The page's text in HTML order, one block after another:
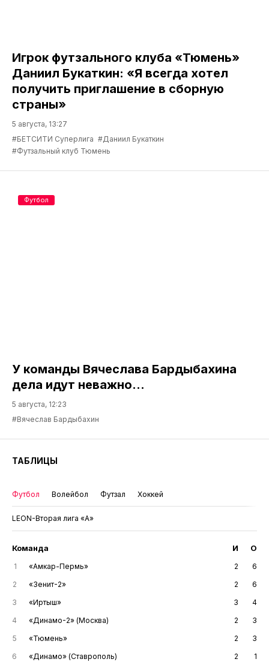
Игрок футзального клуба «Тюмень»
Даниил Букаткин: «Я всегда хотел
получить приглашение в сборную
страны»
5 августа, 13:27
#БЕТСИТИ Суперлига #Даниил Букаткин
#Футзальный клуб Тюмень
У команды Вячеслава Бардыбахина
дела идут неважно…
5 августа, 12:23
#Вячеслав Бардыбахин
Футбол
ТАБЛИЦЫ
Футбол Волейбол Футзал Хоккей
LEON-Вторая лига «А»
Команда И О
1 «Амкар-Пермь» 2
6
2
«Зенит-2» 2
6
3
«Иртыш» 3
4
4
«Динамо-2» (Москва) 2
3
5
«Тюмень» 2
3
6
«Динамо» (Ставрополь) 2
1